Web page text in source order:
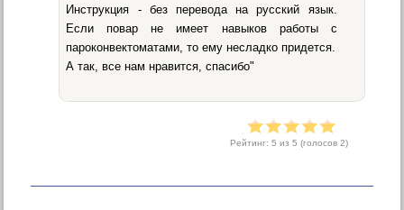
Инструкция - без перевода на русский язык.
Если повар не имеет навыков работы с
пароконвектоматами, то ему несладко придется.
А так, все нам нравится, спасибо"
Рейтинг: 5 из 5 (голосов 2)